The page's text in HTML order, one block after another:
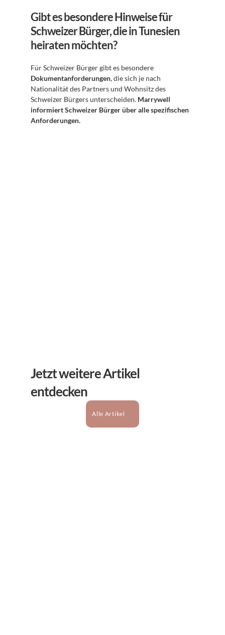
Gibt es besondere Hinweise für
Schweizer Bürger, die in Tunesien
heiraten möchten?
Dokumentanforderungen, die sich je nach
Nationalität des Partners und Wohnsitz des
Schweizer Bürgers unterscheiden. Marrywell
informiert Schweizer Bürger über alle spezifischen
Anforderungen.
Jetzt weitere Artikel
entdecken
Alle Artikel